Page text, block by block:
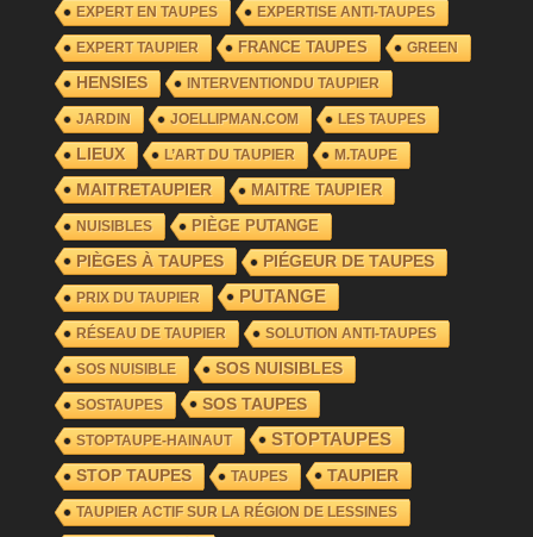
EXPERT EN TAUPES EXPERTISE ANTI-TAUPES
EXPERT TAUPIER FRANCE TAUPES GREEN
HENSIES INTERVENTIONDU TAUPIER
JARDIN JOELLIPMAN.COM LES TAUPES
LIEUX L’ART DU TAUPIER M.TAUPE
MAITRETAUPIER MAITRE TAUPIER
NUISIBLES PIÈGE PUTANGE
PIÈGES À TAUPES PIÉGEUR DE TAUPES
PRIX DU TAUPIER PUTANGE
RÉSEAU DE TAUPIER SOLUTION ANTI-TAUPES
SOS NUISIBLE SOS NUISIBLES
SOSTAUPES SOS TAUPES
STOPTAUPE-HAINAUT STOPTAUPES
STOP TAUPES TAUPES TAUPIER
TAUPIER ACTIF SUR LA RÉGION DE LESSINES